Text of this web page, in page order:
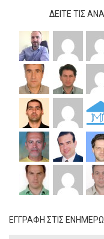
ΔΕΊΤΕ ΤΙΣ
ΕΓΓΡΑΦΗ ΣΤΙΣ